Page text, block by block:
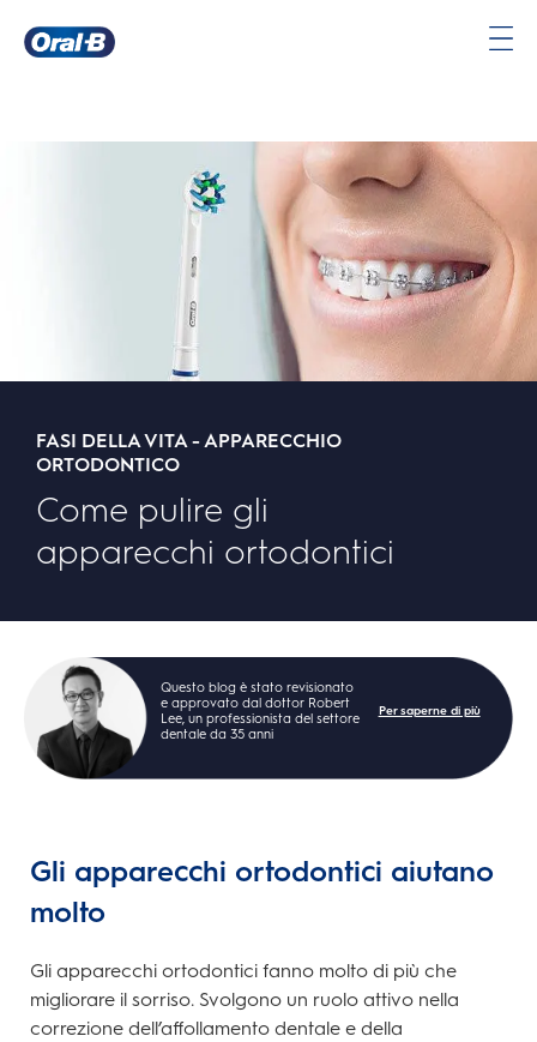
FASI DELLA VITA - APPARECCHIO
ORTODONTICO
Come pulire gli
apparecchi ortodontici
Questo blog è stato revisionato
e approvato dal dottor Robert
Lee, un professionista del settore
dentale da 35 anni
Per saperne di più
Gli apparecchi ortodontici aiutano
molto
Gli apparecchi ortodontici fanno molto di più che
migliorare il sorriso. Svolgono un ruolo attivo nella
correzione dell’affollamento dentale e della